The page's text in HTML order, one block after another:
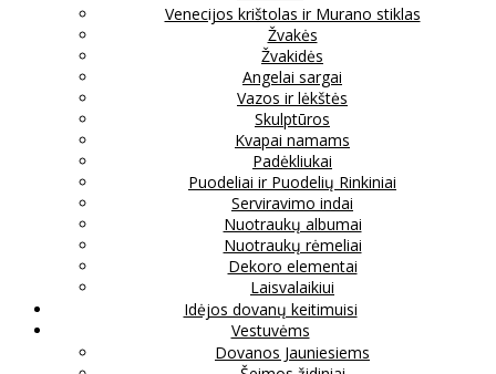
Venecijos krištolas ir Murano stiklas
Žvakės
Žvakidės
Angelai sargai
Vazos ir lėkštės
Skulptūros
Kvapai namams
Padėkliukai
Puodeliai ir Puodelių Rinkiniai
Serviravimo indai
Nuotraukų albumai
Nuotraukų rėmeliai
Dekoro elementai
Laisvalaikiui
Idėjos dovanų keitimuisi
Vestuvėms
Dovanos Jauniesiems